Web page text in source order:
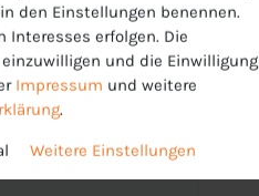
den Einstellungen benennen.
erfolgen. Die
und die Einwilligung
Impressum und weitere
.
Weitere Einstellungen